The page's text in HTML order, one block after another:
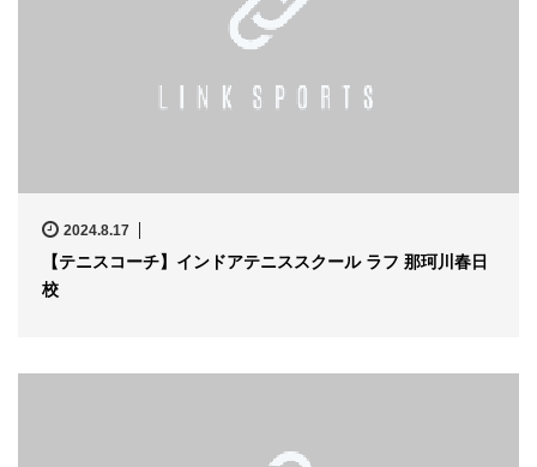
2024.8.17
【テニスコーチ】インドアテニススクール ラフ 那珂川春日
校